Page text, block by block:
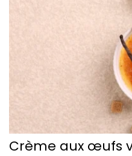
Crème aux œufs